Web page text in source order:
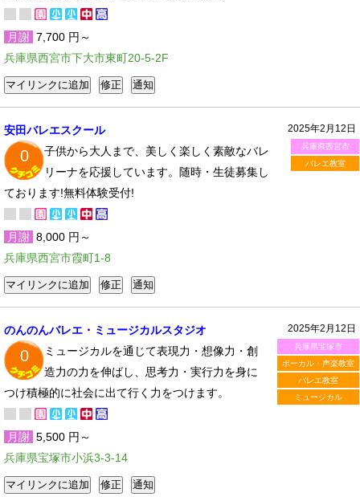
月謝 7,700 円～
兵庫県西宮市下大市東町20-5-2F
2025年2月12日
兵庫県西宮市
バレエ教室
安田バレエスクール
0
子供から大人まで、美しく楽しく素敵なバレ
リーナを応援しています。随時・生徒募集し
ております!無料体験受付!
月謝 8,000 円～
兵庫県西宮市霞町1-8
2025年2月12日
兵庫県宝塚市
ボーカル・声楽教室
バレエ教室
ミュージカル
のんのんバレエ・ミュージカルスタジオ
0
ミュージカルを通じて表現力・想像力・創
造力の力を伸ばし、思考力・実行力を身に
つけ積極的に社会に出て行く力をつけます。
月謝 5,500 円～
兵庫県宝塚市小浜3-3-14